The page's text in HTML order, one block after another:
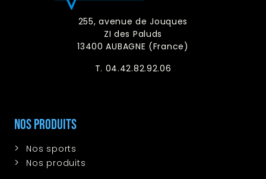
255, avenue de Jouques
ZI des Paluds
13400 AUBAGNE (France)
T. 04.42.82.92.06
Nos produits
Nos sports
Nos produits